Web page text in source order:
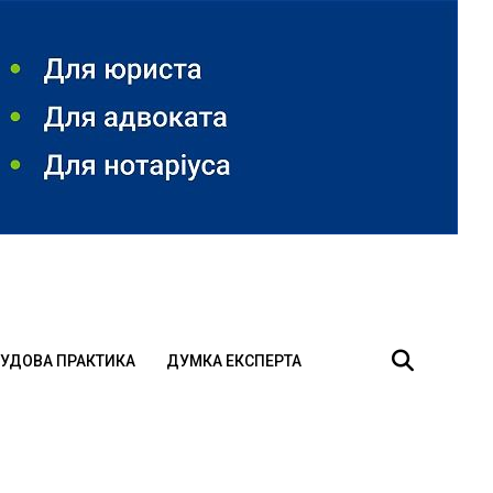
ПРАКТИКА ДУМКА ЕКСПЕРТА